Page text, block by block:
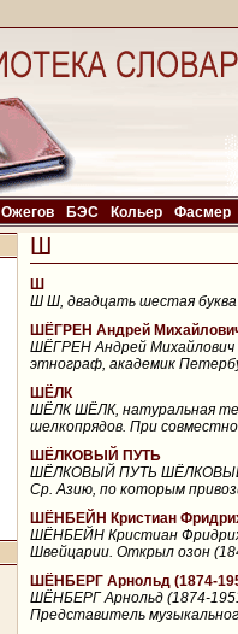
Ожегов БЭС Кольер Фасмер
Ш
Ш
Ш Ш, двадцать шестая буква
ШЁГРЕН Андрей
ШЁГРЕН Андрей Михайлович
этнограф, академик
ШЁЛК
ШЁЛК ШЁЛК, натуральная
шелкопрядов. При
ШЁЛКОВЫЙ ПУТЬ
ШЁЛКОВЫЙ ПУТЬ ШЁЛКОВЫЙ
Ср. Азию, по которым
ШЁНБЕЙН Кристиан
ШЁНБЕЙН Кристиан Фридрих
Швейцарии. Открыл озон
ШЁНБЕРГ Арнольд (1874-
ШЁНБЕРГ Арнольд (1874-
Представитель